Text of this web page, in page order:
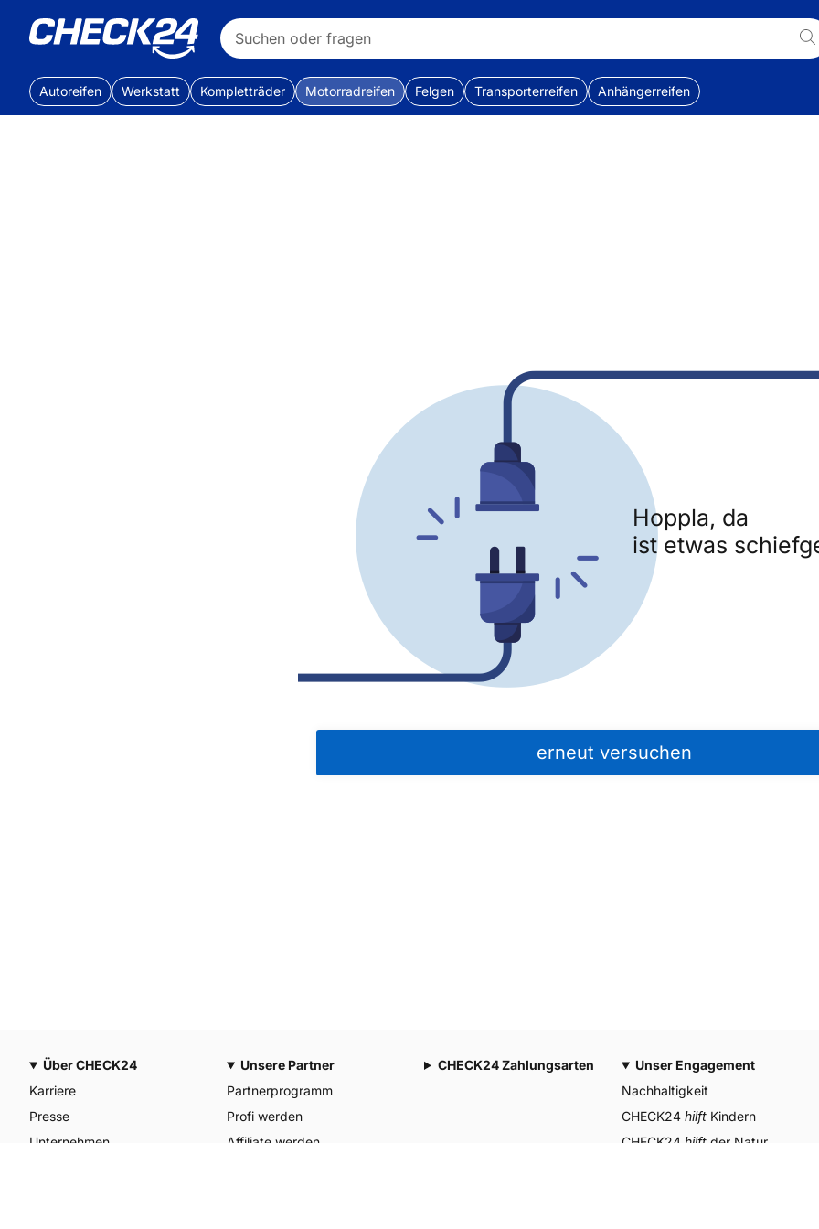
Autoreifen Werkstatt Kompletträder Motorradreifen Felgen Transporterreifen Anhängerreifen
Hoppla, da
ist etwas
erneut versuchen
Über CHECK24
Karriere
Presse
Unternehmen
Unsere Partner
Partnerprogramm
Profi werden
Affiliate werden
Unser Engagement
Nachhaltigkeit
CHECK24 hilft Kindern
CHECK24 hilft der Natur
CHECK24 Zahlungsarten